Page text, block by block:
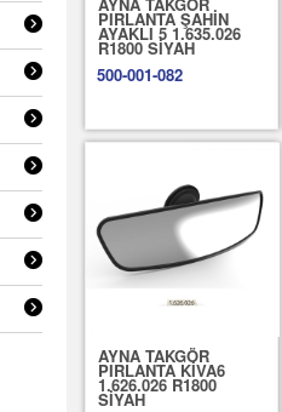
PIRLANTA ŞAHİN
AYAKLI 5 1.635.026
R1800 SİYAH
500-001-082
AYNA TAKGÖR
PIRLANTA KİVA6
1.626.026 R1800
SİYAH